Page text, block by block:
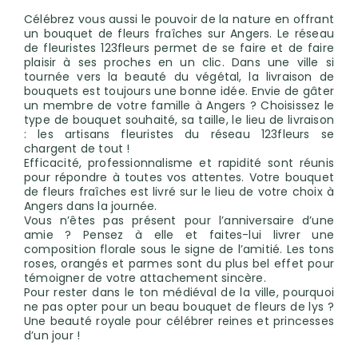
Célébrez vous aussi le pouvoir de la nature en offrant
un bouquet de fleurs fraîches sur Angers. Le réseau
de fleuristes 123fleurs permet de se faire et de faire
plaisir à ses proches en un clic. Dans une ville si
tournée vers la beauté du végétal, la livraison de
bouquets est toujours une bonne idée. Envie de gâter
un membre de votre famille à Angers ? Choisissez le
type de bouquet souhaité, sa taille, le lieu de livraison
: les artisans fleuristes du réseau 123fleurs se
chargent de tout !
Efficacité, professionnalisme et rapidité sont réunis
pour répondre à toutes vos attentes. Votre bouquet
de fleurs fraîches est livré sur le lieu de votre choix à
Angers dans la journée.
Vous n’êtes pas présent pour l’anniversaire d’une
amie ? Pensez à elle et faites-lui livrer une
composition florale sous le signe de l’amitié. Les tons
roses, orangés et parmes sont du plus bel effet pour
témoigner de votre attachement sincère.
Pour rester dans le ton médiéval de la ville, pourquoi
ne pas opter pour un beau bouquet de fleurs de lys ?
Une beauté royale pour célébrer reines et princesses
d’un jour !